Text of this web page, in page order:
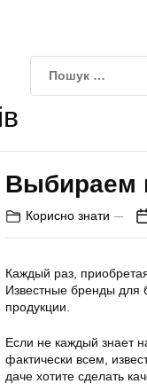
Выбираем
Корисно знати
Каждый раз,
Известные бренды для
продукции.
Если не каждый знает
фактически всем,
даче хотите сделать